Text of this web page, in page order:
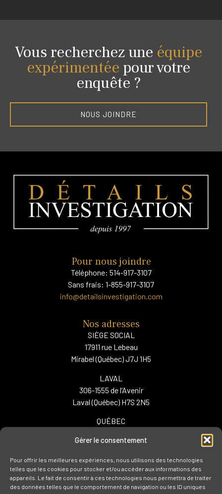
Gérer le consentement
Pour offrir les meilleures expériences, nous utilisons des technologies
telles que les cookies pour stocker et/ou accéder aux informations des
appareils. Le fait de consentir à ces technologies nous permettra de traiter
des données telles que le comportement de navigation ou les ID uniques
Vous recherchez une équipe
expérimentée pour votre
enquête ?
NOUS JOINDRE
Pour nous joindre
Téléphone: 514-917-3107
Sans frais: 1-855-917-3107
info@detailsinvestigation.com
Nos adresses
SIÈGE SOCIAL
17911 rue Lebeau
Mirabel (Québec) J7J 1H5
LAVAL
306-1555 de l’Avenir
Laval (Québec) H7S 2N5
QUÉBEC
Québec (Québec) G2K 0K9
ENQUÊTE
FILATURE & SURVEILLANCE